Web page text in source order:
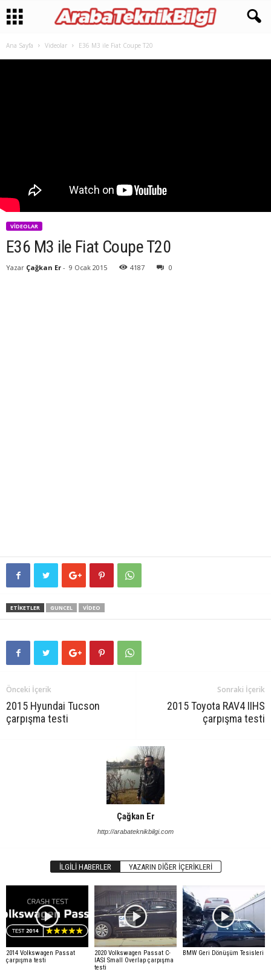
Ana Sayfa Videolar E36 M3 ile Fiat Coupe T20
VIDEOLAR
E36 M3 ile Fiat Coupe T20
Yazar Çağkan Er - 9 Ocak 2015 4187 0
ETIKETLER GUNCEL VIDEO
Önceki İçerik
2015 Hyundai Tucson
çarpışma testi
Sonraki İçerik
2015 Toyota RAV4 IIHS
çarpışma testi
Çağkan Er
http://arabateknikbilgi.com
İLGILI HABERLER YAZARIN DIĞER İÇERIKLERI
2014 Volkswagen Passat
çarpışma testi
2020 Volkswagen Passat C-
IASI Small Overlap çarpışma
testi
BMW Geri Dönüşüm Tesisleri